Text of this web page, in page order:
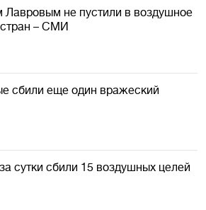
не пустили в воздушное
стран – СМИ
сбили еще один вражеский
сутки сбили 15 воздушных целей